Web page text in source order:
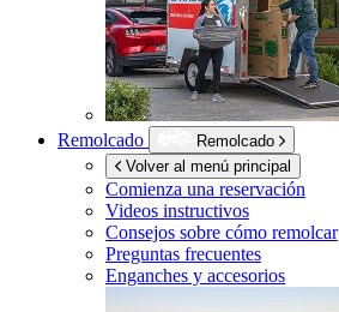
Remolcado
Remolcado
Volver al menú principal
Comienza una reservación
Videos instructivos
Consejos sobre cómo remolcar
Preguntas frecuentes
Enganches y accesorios